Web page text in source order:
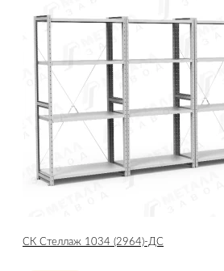
СК Стеллаж 1034 (2964)-ДС